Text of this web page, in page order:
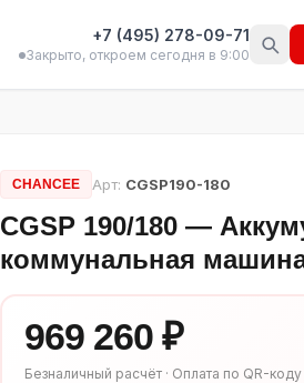
+7 (495) 278-09-71
Закрыто, откроем сегодня в 9:00
CHANCEE Арт: CGSP190-180
CGSP 190/180 —
коммунальная
969 260 ₽
Безналичный расчёт · Оплата по QR-